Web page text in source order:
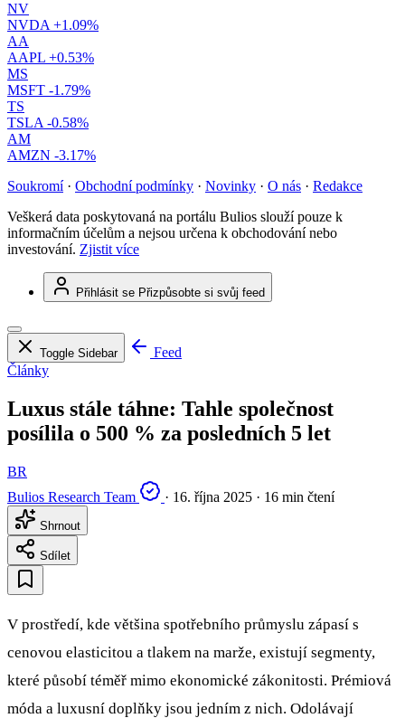
NV
NVDA +1.09%
AA
AAPL +0.53%
MS
MSFT -1.79%
TS
TSLA -0.58%
AM
AMZN -3.17%
Soukromí · Obchodní podmínky · Novinky · O nás · Redakce
Veškerá data poskytovaná na portálu Bulios slouží pouze k
informačním účelům a nejsou určena k obchodování nebo
investování. Zjistit více
Přihlásit se Přizpůsobte si svůj feed
Toggle Sidebar
Feed
Články
Luxus stále táhne: Tahle společnost
posílila o 500 % za posledních 5 let
BR
Bulios Research Team
· 16. října 2025 · 16 min čtení
Shrnout
Sdílet
V prostředí, kde většina spotřebního průmyslu zápasí s
cenovou elasticitou a tlakem na marže, existují segmenty,
které působí téměř mimo ekonomické zákonitosti. Prémiová
móda a luxusní doplňky jsou jedním z nich. Odolávají